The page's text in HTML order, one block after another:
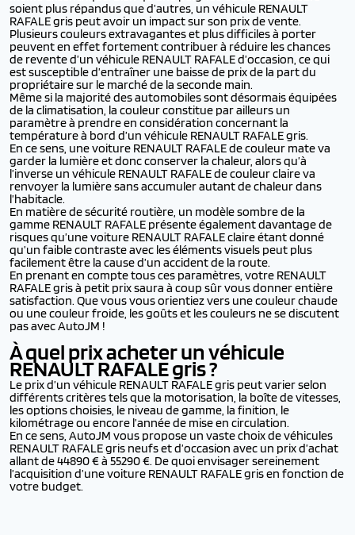
soient plus répandus que d’autres, un véhicule RENAULT
RAFALE gris peut avoir un impact sur son prix de vente.
Plusieurs couleurs extravagantes et plus difficiles à porter
peuvent en effet fortement contribuer à réduire les chances
de revente d’un véhicule RENAULT RAFALE d’occasion, ce qui
est susceptible d’entraîner une baisse de prix de la part du
propriétaire sur le marché de la seconde main.
Même si la majorité des automobiles sont désormais équipées
de la climatisation, la couleur constitue par ailleurs un
paramètre à prendre en considération concernant la
température à bord d’un véhicule RENAULT RAFALE gris.
En ce sens, une voiture RENAULT RAFALE de couleur mate va
garder la lumière et donc conserver la chaleur, alors qu’à
l’inverse un véhicule RENAULT RAFALE de couleur claire va
renvoyer la lumière sans accumuler autant de chaleur dans
l’habitacle.
En matière de sécurité routière, un modèle sombre de la
gamme RENAULT RAFALE présente également davantage de
risques qu’une voiture RENAULT RAFALE claire étant donné
qu’un faible contraste avec les éléments visuels peut plus
facilement être la cause d’un accident de la route.
En prenant en compte tous ces paramètres, votre RENAULT
RAFALE gris à petit prix saura à coup sûr vous donner entière
satisfaction. Que vous vous orientiez vers une couleur chaude
ou une couleur froide, les goûts et les couleurs ne se discutent
pas avec AutoJM !
À quel prix acheter un véhicule
RENAULT RAFALEgris ?
Le prix d’un véhicule RENAULT RAFALE gris peut varier selon
différents critères tels que la motorisation, la boîte de vitesses,
les options choisies, le niveau de gamme, la finition, le
kilométrage ou encore l’année de mise en circulation.
En ce sens, AutoJM vous propose un vaste choix de véhicules
RENAULT RAFALE gris neufs et d’occasion avec un prix d’achat
allant de 44890 € à 55290 €. De quoi envisager sereinement
l’acquisition d’une voiture RENAULT RAFALE gris en fonction de
votre budget.